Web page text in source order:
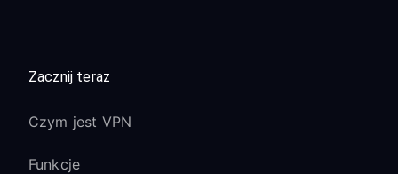
Zacznij teraz
Czym jest VPN
Funkcje